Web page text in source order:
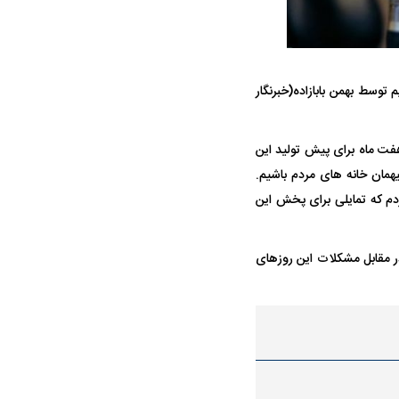
بهمن بابازاده(خبرنگار
ماه برای پیش تولید این
خانه های مردم باشیم.
که تمایلی برای پخش این
مقابل مشکلات این روزهای
سریع‌تر، پنهان‌کارتر و
| پهپاد انتحاری
هواپیمای مرموز E-11A BACN چیست؟